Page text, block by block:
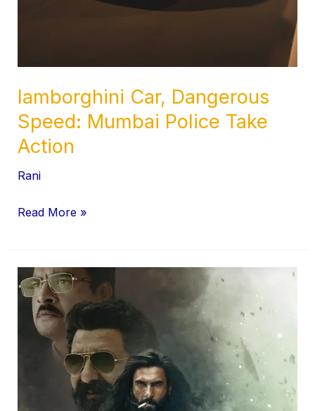
lamborghini Car, Dangerous
Speed: Mumbai Police Take
Action
Rani
Read More »
Dhurandhar
Movie
Action,